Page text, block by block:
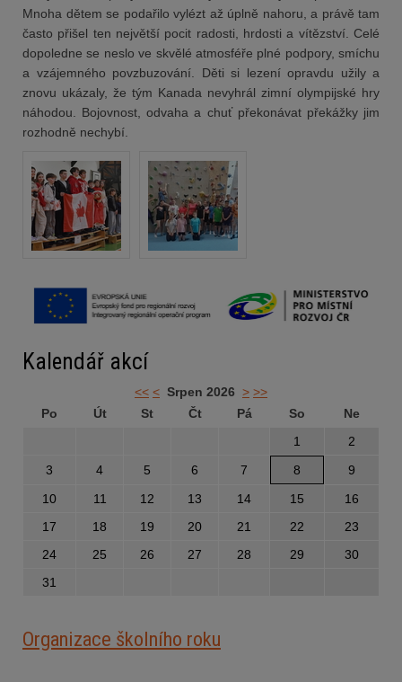
Mnoha dětem se podařilo vylézt až úplně nahoru, a právě tam
často přišel ten největší pocit radosti, hrdosti a vítězství. Celé
dopoledne se neslo ve skvělé atmosféře plné podpory, smíchu
a vzájemného povzbuzování. Děti si lezení opravdu užily a
znovu ukázaly, že tým Kanada nevyhrál zimní olympijské hry
náhodou. Bojovnost, odvaha a chuť překonávat překážky jim
rozhodně nechybí.
Kalendář akcí
<< < Srpen 2026 > >>
Po
Út St Čt Pá So
Ne
1
2
3
4 5 6 7 8
9
10
11 12 13 14 15
16
17
18 19 20 21 22
23
24
25 26 27 28 29
30
31
Organizace školního roku